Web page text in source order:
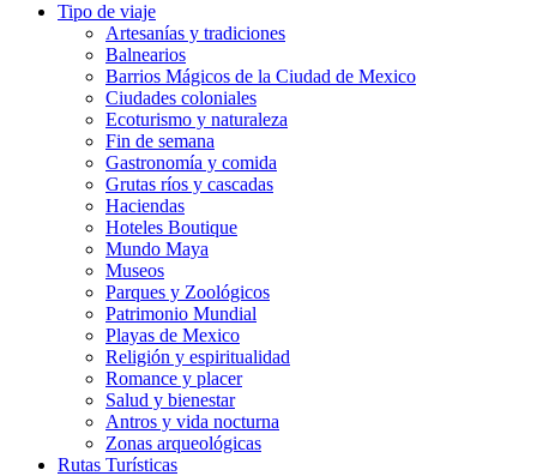
Tipo de viaje
Artesanías y tradiciones
Balnearios
Barrios Mágicos de la Ciudad de Mexico
Ciudades coloniales
Ecoturismo y naturaleza
Fin de semana
Gastronomía y comida
Grutas ríos y cascadas
Haciendas
Hoteles Boutique
Mundo Maya
Museos
Parques y Zoológicos
Patrimonio Mundial
Playas de Mexico
Religión y espiritualidad
Romance y placer
Salud y bienestar
Antros y vida nocturna
Zonas arqueológicas
Rutas Turísticas